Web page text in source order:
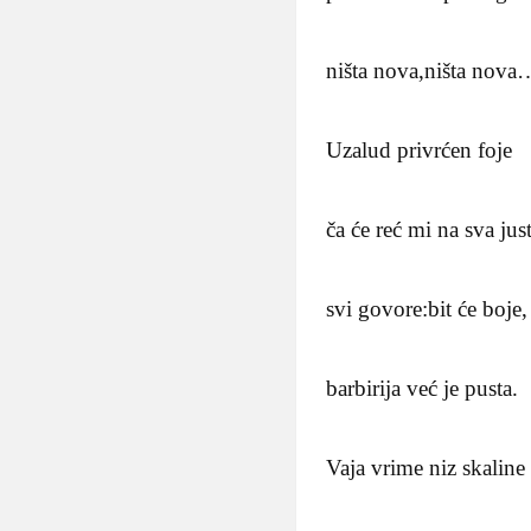
ništa nova,ništa
Uzalud privrćen foje
ča će reć mi na sva
svi govore:bit će boje,
barbirija već je pusta.
Vaja vrime niz skaline